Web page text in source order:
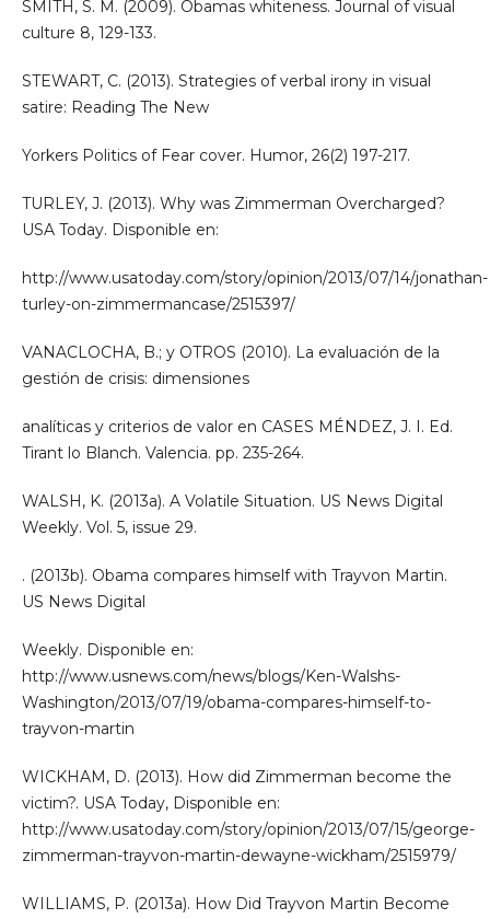
SMITH, S. M. (2009). Obamas whiteness. Journal of visual
culture 8, 129-133.
STEWART, C. (2013). Strategies of verbal irony in visual
satire: Reading The New
Yorkers Politics of Fear cover. Humor, 26(2) 197-217.
TURLEY, J. (2013). Why was Zimmerman Overcharged?
USA Today. Disponible en:
http://www.usatoday.com/story/opinion/2013/07/14/jonathan-
turley-on-zimmermancase/2515397/
VANACLOCHA, B.; y OTROS (2010). La evaluación de la
gestión de crisis: dimensiones
analíticas y criterios de valor en CASES MÉNDEZ, J. I. Ed.
Tirant lo Blanch. Valencia. pp. 235-264.
WALSH, K. (2013a). A Volatile Situation. US News Digital
Weekly. Vol. 5, issue 29.
. (2013b). Obama compares himself with Trayvon Martin.
US News Digital
Weekly. Disponible en:
http://www.usnews.com/news/blogs/Ken-Walshs-
Washington/2013/07/19/obama-compares-himself-to-
trayvon-martin
WICKHAM, D. (2013). How did Zimmerman become the
victim?. USA Today, Disponible en:
http://www.usatoday.com/story/opinion/2013/07/15/george-
zimmerman-trayvon-martin-dewayne-wickham/2515979/
WILLIAMS, P. (2013a). How Did Trayvon Martin Become